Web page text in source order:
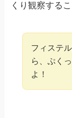
くり観察する
フィステ
ら、ぷく
よ！